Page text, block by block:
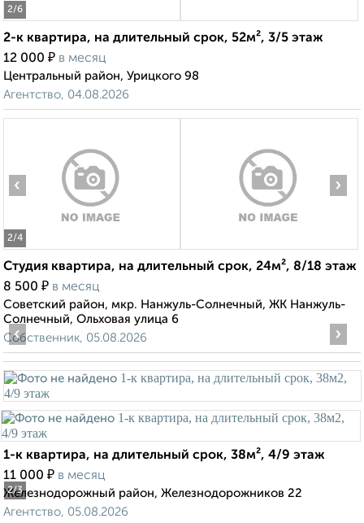
2/6
2-к квартира, на длительный срок, 52м², 3/5 этаж
12 000 ₽ в месяц
Центральный район, Урицкого 98
Агентство, 04.08.2026
2/4
‹ ›
Студия квартира, на длительный срок, 24м², 8/18 этаж
8 500 ₽ в месяц
Советский район, мкр. Нанжуль-Солнечный, ЖК Нанжуль-
Солнечный, Ольховая улица 6
Собственник, 05.08.2026
2/3
‹ ›
1-к квартира, на длительный срок, 38м², 4/9 этаж
11 000 ₽ в месяц
Железнодорожный район, Железнодорожников 22
Агентство, 05.08.2026